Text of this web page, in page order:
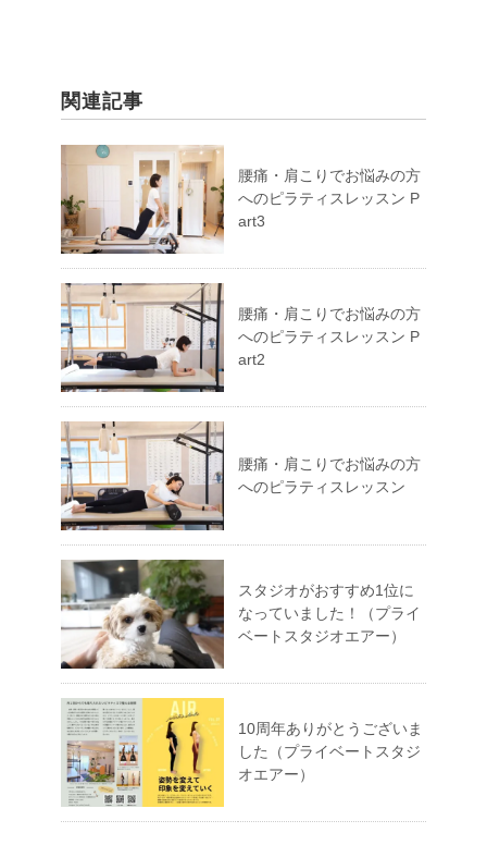
関連記事
腰痛・肩こりでお悩みの方
へのピラティスレッスン P
art3
腰痛・肩こりでお悩みの方
へのピラティスレッスン P
art2
腰痛・肩こりでお悩みの方
へのピラティスレッスン
スタジオがおすすめ1位に
なっていました！（プライ
ベートスタジオエアー）
10周年ありがとうございま
した（プライベートスタジ
オエアー）